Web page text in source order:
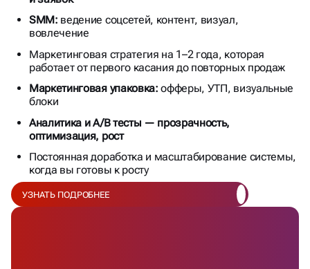
SMM: ведение соцсетей, контент, визуал,
вовлечение
Маркетинговая стратегия на 1–2 года, которая
работает от первого касания до повторных продаж
Маркетинговая упаковка: офферы, УТП, визуальные
блоки
Аналитика и A/B тесты — прозрачность,
оптимизация, рост
Постоянная доработка и масштабирование системы,
когда вы готовы к росту
УЗНАТЬ ПОДРОБНЕЕ